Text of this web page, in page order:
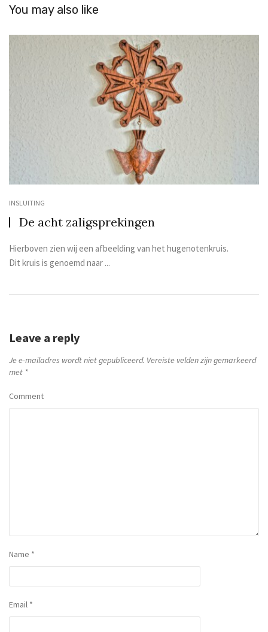
You may also like
INSLUITING
De acht zaligsprekingen
Hierboven zien wij een afbeelding van het hugenotenkruis.
Dit kruis is genoemd naar ...
Leave a reply
Je e-mailadres wordt niet gepubliceerd. Vereiste velden zijn gemarkeerd
met *
Comment
Name *
Email *